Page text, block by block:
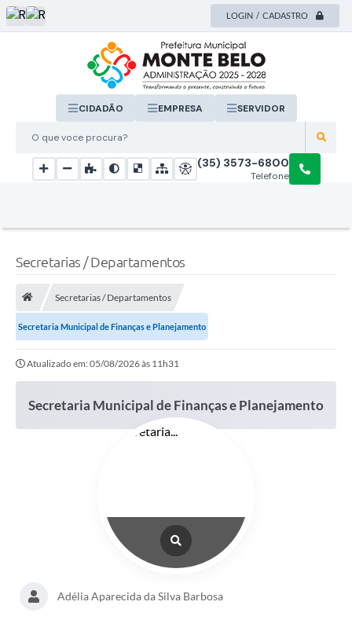
LOGIN / CADASTRO
O que voce procura?
CIDADÃO EMPRESA SERVIDOR
Telefone
(35) 3573-6800
Secretarias / Departamentos
Secretarias / Departamentos
Secretaria Municipal de Finanças e Planejamento
Atualizado em: 05/08/2026 às 11h31
Secretaria Municipal de Finanças e Planejamento
Adélia Aparecida da Silva Barbosa